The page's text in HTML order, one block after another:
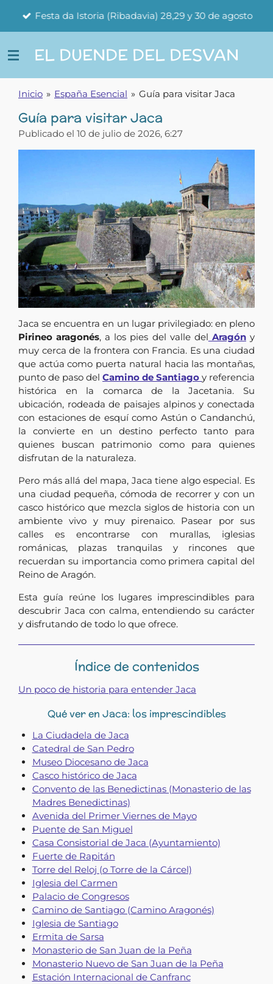
principal
Festa da Istoria (Ribadavia) 28,29 y 30 de agosto
EL DUENDE DEL DESVAN
Inicio » España Esencial » Guía para visitar Jaca
Guía para visitar Jaca
Publicado el 10 de julio de 2026, 6:27
Jaca se encuentra en un lugar privilegiado: en pleno
Pirineo aragonés, a los pies del valle del Aragón y
muy cerca de la frontera con Francia. Es una ciudad
que actúa como puerta natural hacia las montañas,
punto de paso del Camino de Santiago y referencia
histórica en la comarca de la Jacetania. Su
ubicación, rodeada de paisajes alpinos y conectada
con estaciones de esquí como Astún o Candanchú,
la convierte en un destino perfecto tanto para
quienes buscan patrimonio como para quienes
disfrutan de la naturaleza.
Pero más allá del mapa, Jaca tiene algo especial. Es
una ciudad pequeña, cómoda de recorrer y con un
casco histórico que mezcla siglos de historia con un
ambiente vivo y muy pirenaico. Pasear por sus
calles es encontrarse con murallas, iglesias
románicas, plazas tranquilas y rincones que
recuerdan su importancia como primera capital del
Reino de Aragón.
Esta guía reúne los lugares imprescindibles para
descubrir Jaca con calma, entendiendo su carácter
y disfrutando de todo lo que ofrece.
Índice de contenidos
Un poco de historia para entender Jaca
Qué ver en Jaca: los imprescindibles
La Ciudadela de Jaca
Catedral de San Pedro
Museo Diocesano de Jaca
Casco histórico de Jaca
Convento de las Benedictinas (Monasterio de las
Madres Benedictinas)
Avenida del Primer Viernes de Mayo
Puente de San Miguel
Casa Consistorial de Jaca (Ayuntamiento)
Fuerte de Rapitán
Torre del Reloj (o Torre de la Cárcel)
Iglesia del Carmen
Palacio de Congresos
Camino de Santiago (Camino Aragonés)
Iglesia de Santiago
Ermita de Sarsa
Monasterio de San Juan de la Peña
Monasterio Nuevo de San Juan de la Peña
Estación Internacional de Canfranc